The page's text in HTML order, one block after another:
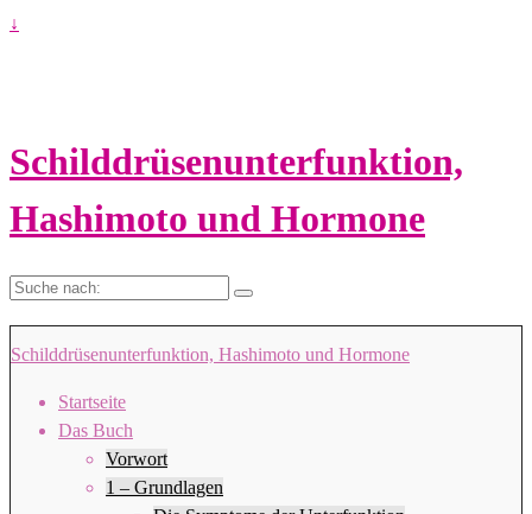
↓
Schilddrüsenunterfunktion,
Hashimoto und Hormone
Suche
Schilddrüsenunterfunktion, Hashimoto und Hormone
Startseite
Das Buch
Vorwort
1 – Grundlagen